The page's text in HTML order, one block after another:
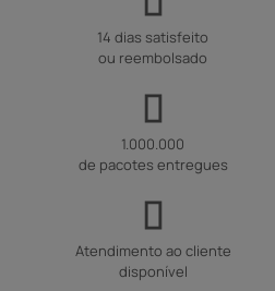
14 dias satisfeito
ou reembolsado
1.000.000
de pacotes entregues
Atendimento ao cliente
disponível